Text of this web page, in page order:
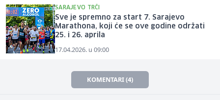
SARAJEVO TRČI
Sve je spremno za start 7. Sarajevo
Marathona, koji će se ove godine održati
25. i 26. aprila
17.04.2026. u 09:00
KOMENTARI (4)